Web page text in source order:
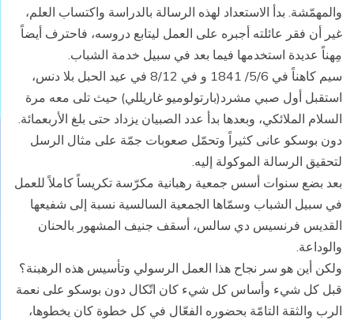
والمهمّشة. بدأ الاستعداد لهذه الرسالة بالدراسة واكتساب العلم،
غير أن فقر عائلته أجبره على العمل ليتابع دروسه، فاحترف أيضاً
مِهناً عديدة استخدمها فيما بعد في سبيل خدمة الشباب.
سيم كاهناً في 5/6/ 1841 و في 8/12 في عيد الحبل بلا دنس،
استقبل أول صبي مشرد(بارتولوميو غاريللي) حيث تلى معه مرة
السلام الملائكي، وبعدها بدأ عدد الصبيان يزداد حتى بلغ الأربعمائة.
دون بوسكو عانى كثيراً وتحمّل صعوبات جمّة على مثال الرسل
لتحقيق الرسالة الموكولة إليه.
بعد بضع سنوات أسس جمعية رهبانية مكرّسة تكريساً كاملاً للعمل
في سبيل الشباب وسمّاها الجمعية السالسية نسبة إلى شفيعها
القديس فرنسيس دي سالس، أسقف جنيف المشهور بالحنان
والوداعة.
ولكن أين هو سر نجاح هذا العمل الرسولي وتأسيس هذه الرهبنة؟
قبل كل شيء وأساس كل شيء كان اتّكال دون بوسكو على نعمة
الرب والثقة التامّة بحضوره الفعّال في كل خطوة كان يخطوها،